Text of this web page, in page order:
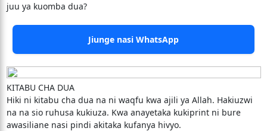
juu ya kuomba dua?
Jiunge nasi WhatsApp
KITABU CHA DUA
Hiki ni kitabu cha dua na ni waqfu kwa ajili ya Allah. Hakiuzwi
na na sio ruhusa kukiuza. Kwa anayetaka kukiprint ni bure
awasiliane nasi pindi akitaka kufanya hivyo.